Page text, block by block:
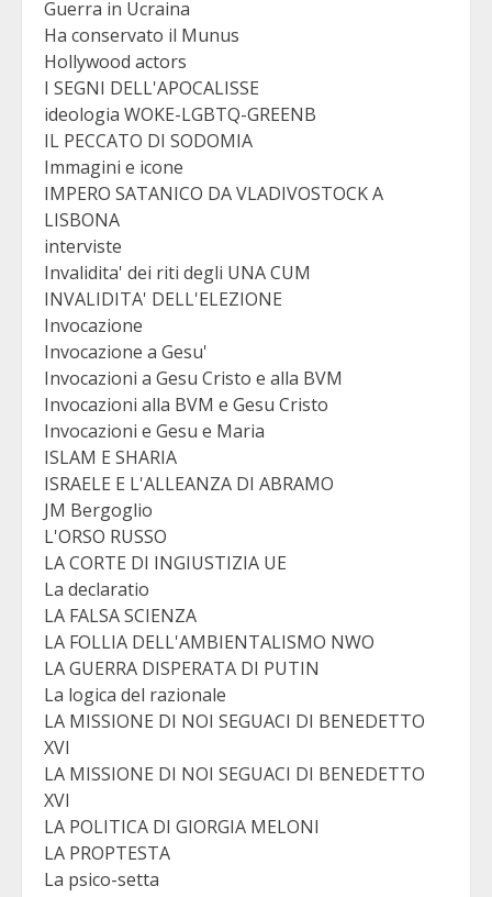
Guerra in Ucraina
Ha conservato il Munus
Hollywood actors
I SEGNI DELL'APOCALISSE
ideologia WOKE-LGBTQ-GREENB
IL PECCATO DI SODOMIA
Immagini e icone
IMPERO SATANICO DA VLADIVOSTOCK A
LISBONA
interviste
Invalidita' dei riti degli UNA CUM
INVALIDITA' DELL'ELEZIONE
Invocazione
Invocazione a Gesu'
Invocazioni a Gesu Cristo e alla BVM
Invocazioni alla BVM e Gesu Cristo
Invocazioni e Gesu e Maria
ISLAM E SHARIA
ISRAELE E L'ALLEANZA DI ABRAMO
JM Bergoglio
L'ORSO RUSSO
LA CORTE DI INGIUSTIZIA UE
La declaratio
LA FALSA SCIENZA
LA FOLLIA DELL'AMBIENTALISMO NWO
LA GUERRA DISPERATA DI PUTIN
La logica del razionale
LA MISSIONE DI NOI SEGUACI DI BENEDETTO
XVI
LA MISSIONE DI NOI SEGUACI DI BENEDETTO
XVI
LA POLITICA DI GIORGIA MELONI
LA PROPTESTA
La psico-setta